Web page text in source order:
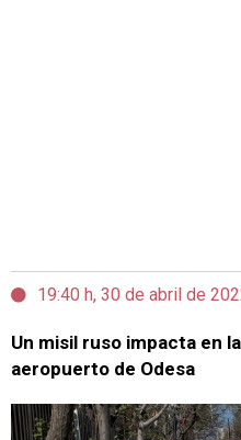
19:40 h, 30 de abril de
Un misil ruso impacta en
aeropuerto de Odesa